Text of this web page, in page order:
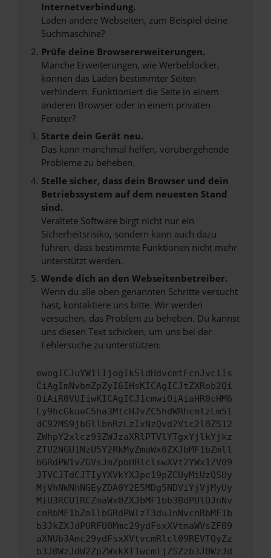
Internetverbindung.
Laden andere Webseiten, zum Beispiel deine
Suchmaschine?
Prüfe deine Browsererweiterungen.
Manche Erweiterungen, wie Werbeblocker,
können das Laden bestimmter Seiten
verhindern. Funktioniert die Seite in einem
anderen Browser oder in einem privaten
Fenster?
Starte dein Gerät neu.
Das kann manchmal helfen, vorübergehende
Probleme zu beheben.
Stelle sicher, dass dein Browser und dein
Betriebssystem auf dem neuesten Stand
sind.
Veraltete Software birgt nicht nur ein
Sicherheitsrisiko, sondern kann auch dazu
führen, dass bestimmte Funktionen nicht mehr
unterstützt werden.
Wende dich an den Webseitenbetreiber.
Wenn du alle oben genannten Schritte versucht
hast, kontaktiere uns bitte. Wir werden
versuchen, das Problem zu beheben. Du kannst
uns diesen Text schicken, um uns bei der
Fehlersuche zu unterstützen:
ewogICJuYW1lIjogIk5ldHdvcmtFcnJvciIs
CiAgImNvbmZpZyI6IHsKICAgICJtZXRob2Qi
OiAiR0VUIiwKICAgICJ1cmwiOiAiaHR0cHM6
Ly9hcGkueC5ha3MtcHJvZC5hdWRhcmlzLm5l
dC92MS9jbGllbnRzLzIxNzQvd2Vic2l0ZS12
ZWhpY2xlcz93ZWJzaXRlPTVlYTgxYjlkYjkz
ZTU2NGU1NzU5Y2RkMyZmaWx0ZXJbMF1bZmll
bGRdPW1vZGVsJmZpbHRlclswXVt2YWx1ZV09
JTVCJTdCJTIyYXVkYXJpc19pZCUyMiUzQSUy
MjVhNWNhNGEyZDA0Y2E5MDg5NDViYjVjMyUy
MiU3RCU1RCZmaWx0ZXJbMF1bb3BdPUlOJnNv
cnRbMF1bZmllbGRdPWlzT3duJnNvcnRbMF1b
b3JkZXJdPURFU0Mmc29ydFsxXVtmaWVsZF09
aXNUb3Amc29ydFsxXVtvcmRlcl09REVTQyZz
b3J0WzJdW2ZpZWxkXT1wcmljZSZzb3J0WzJd